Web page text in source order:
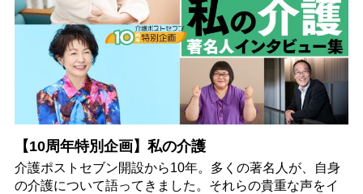
【10周年特別企画】私の介護
介護ポストセブン開設から10年。多くの著名人が、自身
の介護について語ってきました。それらの貴重な声をイ